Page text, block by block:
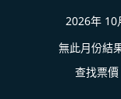
2026年 10
無此月份結
查找票價